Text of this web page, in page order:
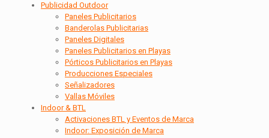
Publicidad Outdoor
Paneles Publicitarios
Banderolas Publicitarias
Paneles Digitales
Paneles Publicitarios en Playas
Pórticos Publicitarios en Playas
Producciones Especiales
Señalizadores
Vallas Móviles
Indoor & BTL
Activaciones BTL y Eventos de Marca
Indoor: Exposición de Marca